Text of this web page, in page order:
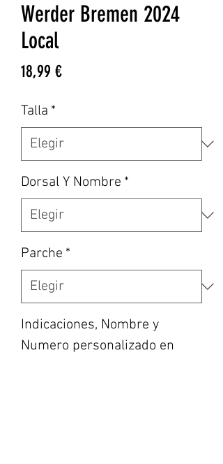
Werder Bremen 2024
Local
18,99 €Precio
Talla *
Dorsal Y Nombre *
Parche *
Indicaciones, Nombre y
Numero personalizado en